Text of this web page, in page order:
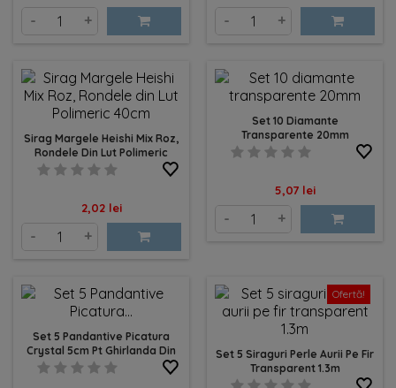
- + - +
Sirag Margele Heishi Mix Roz,
Rondele Din Lut Polimeric
40cm
Pret
2,02 lei
- +
Set 10 Diamante
Transparente 20mm
Pret
5,07 lei
- +
Set 5 Pandantive Picatura
Crystal 5cm Pt Ghirlanda Din
Diamante 5cm
Ofertă!
Set 5 Siraguri Perle Aurii Pe Fir
Transparent 1.3m